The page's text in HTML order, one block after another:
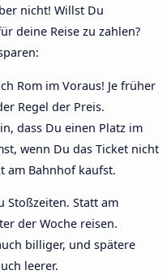
nicht! Willst Du
deine Reise zu zahlen?
Rom im Voraus! Je früher
Regel der Preis.
dass Du einen Platz im
wenn Du das Ticket nicht
am Bahnhof kaufst.
Stoßzeiten. Statt am
der Woche reisen.
billiger, und spätere
leerer.